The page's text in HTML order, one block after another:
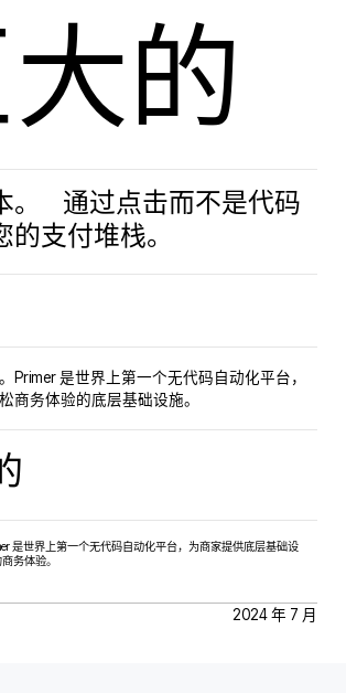
大的
。 通过点击而不是代码
的支付堆栈。
Primer 是世界上第一个无代码自动化平台，
商务体验的底层基础设施。
是世界上第一个无代码自动化平台，为商家提供底层基础设
务体验。
2024 年 7 月